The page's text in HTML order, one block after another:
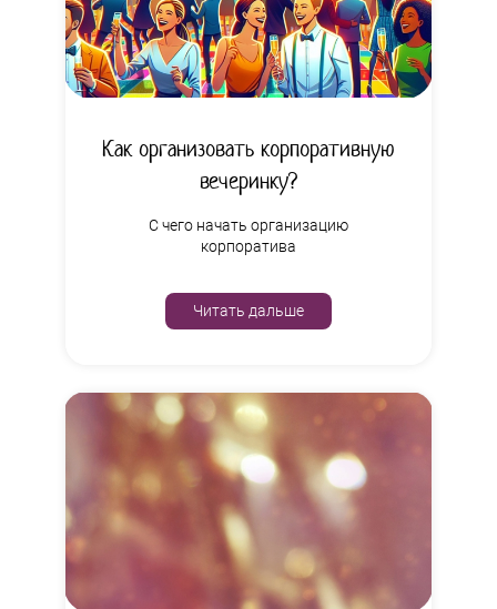
Как организовать корпоративную
вечеринку?
С чего начать организацию
корпоратива
Читать дальше